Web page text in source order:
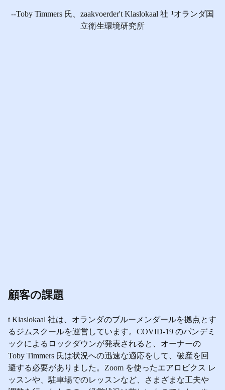
--Toby Timmers 氏、zaakvoerder't Klaslokaal 社 ¹オランダ国
立衛生環境研究所
顧客の課題
t Klaslokaal 社は、オランダのブルーメンダールを拠点とす
るジムスクールを運営しています。COVID-19 のパンデミ
ックによるロックダウンが発表されると、オーナーの
Toby Timmers 氏は状況への迅速な適応をして、破産を回
避する必要がありました。Zoom を使ったエアロビクス レ
ッスンや、駐車場でのレッスンなど、さまざまな工夫や